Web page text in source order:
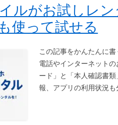
ルがお試しレ
使って試せる
この記事をかんたんに
電話やインターネット
ード」と「本人確認書
報、アプリの利用状況